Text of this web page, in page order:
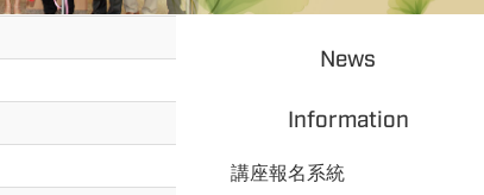
News
Information
講座報名系統